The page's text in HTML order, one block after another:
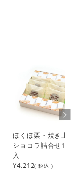
ほくほ栗・焼き上
ショコラ詰合せ14
入
¥4,212( 税込 )